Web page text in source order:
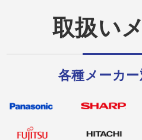
取扱い
各種メーカ